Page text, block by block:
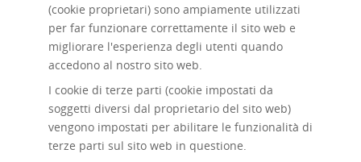
(cookie proprietari) sono ampiamente utilizzati
per far funzionare correttamente il sito web e
migliorare l'esperienza degli utenti quando
accedono al nostro sito web.
I cookie di terze parti (cookie impostati da
soggetti diversi dal proprietario del sito web)
vengono impostati per abilitare le funzionalità di
terze parti sul sito web in questione.